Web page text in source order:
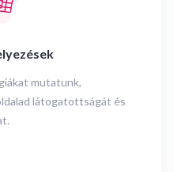
mutatunk,
látogatottságát és